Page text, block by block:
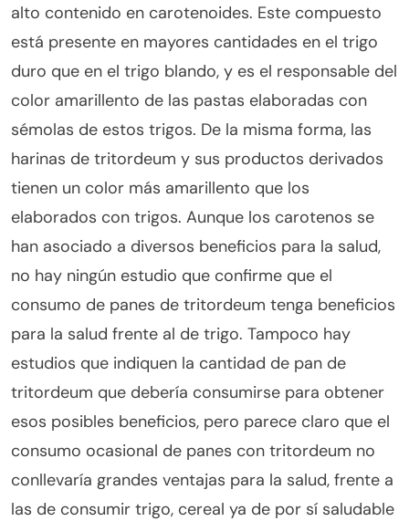
alto contenido en carotenoides. Este compuesto
está presente en mayores cantidades en el trigo
duro que en el trigo blando, y es el responsable del
color amarillento de las pastas elaboradas con
sémolas de estos trigos. De la misma forma, las
harinas de tritordeum y sus productos derivados
tienen un color más amarillento que los
elaborados con trigos. Aunque los carotenos se
han asociado a diversos beneficios para la salud,
no hay ningún estudio que confirme que el
consumo de panes de tritordeum tenga beneficios
para la salud frente al de trigo. Tampoco hay
estudios que indiquen la cantidad de pan de
tritordeum que debería consumirse para obtener
esos posibles beneficios, pero parece claro que el
consumo ocasional de panes con tritordeum no
conllevaría grandes ventajas para la salud, frente a
las de consumir trigo, cereal ya de por sí saludable